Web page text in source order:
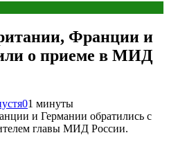
Франции и
о приеме в МИД
01 минуты
и Германии обратились с
главы МИД России.